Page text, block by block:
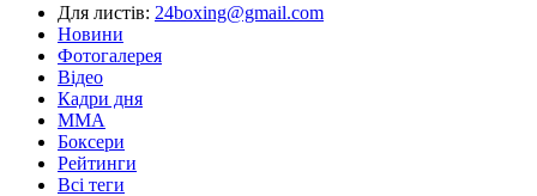
Для листів: 24boxing@gmail.com
Новини
Фотогалерея
Відео
Кадри дня
ММА
Боксери
Рейтинги
Всі теги